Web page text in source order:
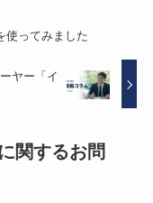
使ってみました
ヤー「イ
関するお問